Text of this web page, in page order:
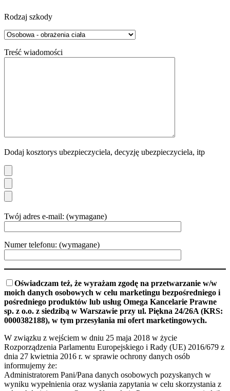
Rodzaj szkody
Treść wiadomości
Dodaj kosztorys ubezpieczyciela, decyzję ubezpieczyciela, itp
Twój adres e-mail: (wymagane)
Numer telefonu: (wymagane)
Oświadczam też, że wyrażam zgodę na przetwarzanie w/w
moich danych osobowych w celu marketingu bezpośredniego i
pośredniego produktów lub usług Omega Kancelarie Prawne
sp. z o.o. z siedzibą w Warszawie przy ul. Piękna 24/26A (KRS:
0000382188), w tym przesyłania mi ofert marketingowych.
W związku z wejściem w dniu 25 maja 2018 w życie
Rozporządzenia Parlamentu Europejskiego i Rady (UE) 2016/679 z
dnia 27 kwietnia 2016 r. w sprawie ochrony danych osób
informujemy że:
Administratorem Pani/Pana danych osobowych pozyskanych w
wyniku wypełnienia oraz wysłania zapytania w celu skorzystania z